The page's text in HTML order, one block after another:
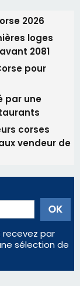
du
2026
loges
2081
pour
une
corses
vendeur de